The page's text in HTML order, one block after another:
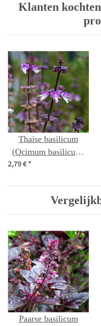
Klanten
Thaise basilicum
(Ocimum basilicum)
2,79 €*
Paarse basilicum